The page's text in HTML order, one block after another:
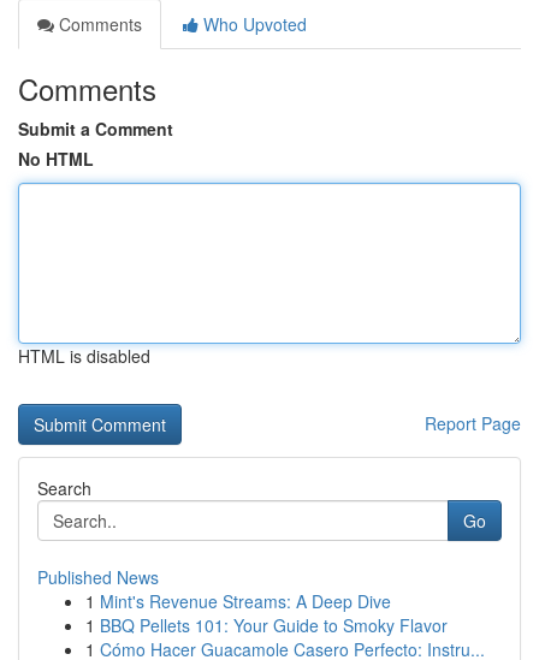
Comments
Who Upvoted
Comments
Submit a Comment
No HTML
HTML is disabled
Report Page
Search
Go
Published News
1 Mint's Revenue Streams: A Deep Dive
1 BBQ Pellets 101: Your Guide to Smoky Flavor
1 Cómo Hacer Guacamole Casero Perfecto: Instru...